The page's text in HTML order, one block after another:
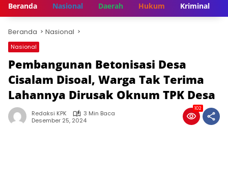
Beranda Nasional Daerah Hukum Kriminal
Beranda Nasional
Nasional
Pembangunan Betonisasi Desa
Cisalam Disoal, Warga Tak Terima
Lahannya Dirusak Oknum TPK Desa
Redaksi KPK
3 Min Baca
Desember 25, 2024
102